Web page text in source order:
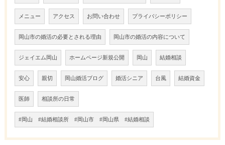
メニュー アクセス お問い合わせ プライバシーポリシー
岡山市の婚活の必要とされる理由 岡山市の婚活の内容について
ジェイエム岡山 ホームページ新規公開 岡山 結婚相談
安心 親切 岡山婚活ブログ 婚活シニア 台風 結婚資金
医師 相談所の日常
#岡山 #結婚相談所 #岡山市 #岡山県 #結婚相談